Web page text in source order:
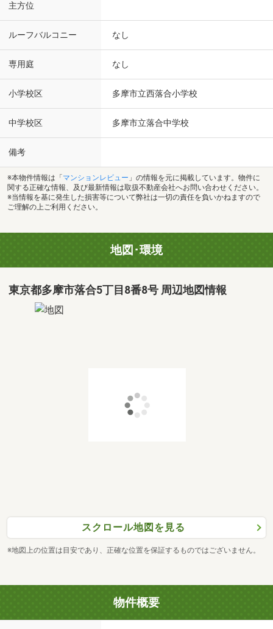
主方位
ルーフバルコニー なし
専用庭 なし
小学校区 多摩市立西落合小学校
中学校区 多摩市立落合中学校
備考
※本物件情報は「 マンションレビュー 」の情報を元に掲載しています。物件に
関する正確な情報、及び最新情報は取扱不動産会社へお問い合わせください。
※当情報を基に発生した損害等について弊社は一切の責任を負いかねますので
ご理解の上ご利用ください。
地図･環境
東京都多摩市落合5丁目8番8号 周辺地図情報
スクロール地図を見る
※地図上の位置は目安であり、正確な位置を保証するものではございません。
物件概要